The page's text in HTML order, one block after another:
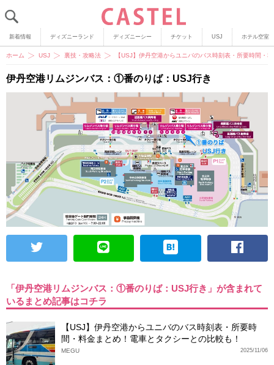
新着情報 ディズニーランド ディズニーシー チケット USJ ホテル空室
ホーム USJ 裏技・攻略法 【USJ】伊丹空港からユニバのバス時刻表・所要時間・
伊丹空港リムジンバス：①番のりば：USJ行き
「伊丹空港リムジンバス：①番のりば：USJ行き」が含まれて
いるまとめ記事はコチラ
【USJ】伊丹空港からユニバのバス時刻表・所要時
間・料金まとめ！電車とタクシーとの比較も！
2025/11/06
MEGU